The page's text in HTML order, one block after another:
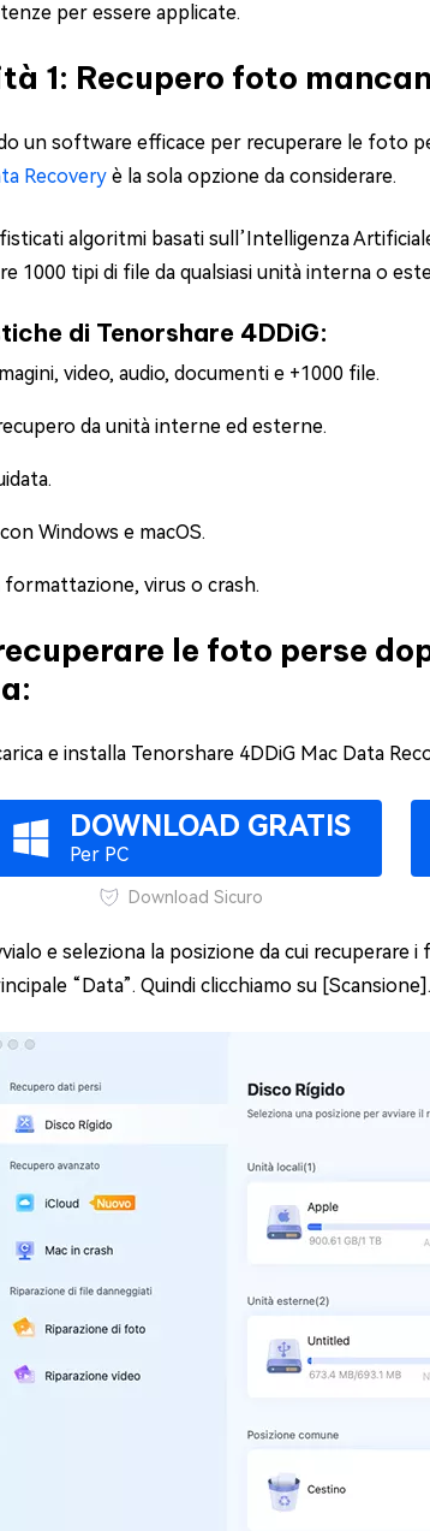
per essere applicate.
1: Recupero foto
un software efficace per recuperare le foto
Recovery è la sola opzione da considerare.
algoritmi basati sull’Intelligenza
1000 tipi di file da qualsiasi unità interna o
di Tenorshare 4DDiG:
video, audio, documenti e +1000 file.
da unità interne ed esterne.
Windows e macOS.
formattazione, virus o crash.
le foto perse
e installa Tenorshare 4DDiG Mac Data
DOWNLOAD GRATIS
Per PC
Download Sicuro
e seleziona la posizione da cui
“Data”. Quindi clicchiamo su [Scansione].